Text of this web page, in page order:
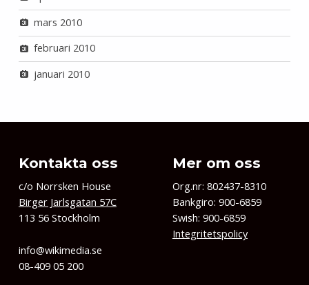
mars 2010
februari 2010
januari 2010
Kontakta oss
c/o Norrsken House
Birger Jarlsgatan 57C
113 56 Stockholm
info@wikimedia.se
08-409 05 200
Mer om oss
Org.nr: 802437-8310
Bankgiro: 900-6859
Swish: 900-6859
Integritetspolicy